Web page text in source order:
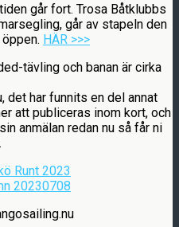
går fort. Trosa Båtklubbs
går av stapeln den
HÄR >>>
tävling och banan är cirka
det har funnits en del annat
att publiceras inom kort, och
anmälan redan nu så får ni
Runt 2023
20230708